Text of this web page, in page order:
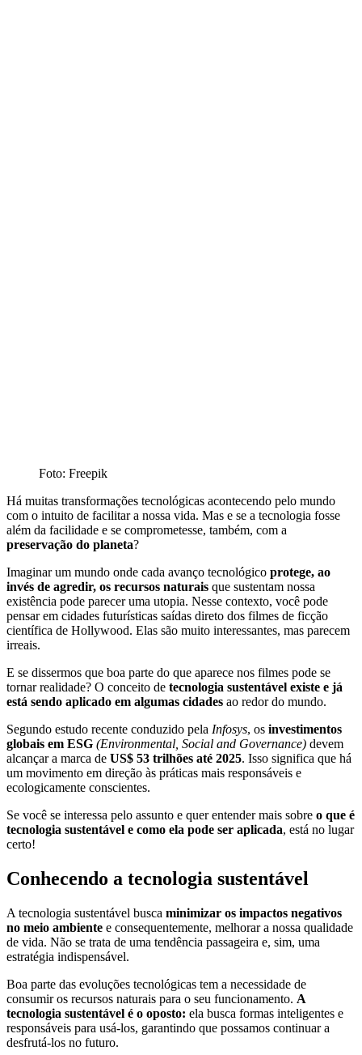
Foto: Freepik
Há muitas transformações tecnológicas acontecendo pelo mundo
com o intuito de facilitar a nossa vida. Mas e se a tecnologia fosse
além da facilidade e se comprometesse, também, com a
preservação do planeta?
Imaginar um mundo onde cada avanço tecnológico protege, ao
invés de agredir, os recursos naturais que sustentam nossa
existência pode parecer uma utopia. Nesse contexto, você pode
pensar em cidades futurísticas saídas direto dos filmes de ficção
científica de Hollywood. Elas são muito interessantes, mas parecem
irreais.
E se dissermos que boa parte do que aparece nos filmes pode se
tornar realidade? O conceito de tecnologia sustentável existe e já
está sendo aplicado em algumas cidades ao redor do mundo.
Segundo estudo recente conduzido pela Infosys, os investimentos
globais em ESG (Environmental, Social and Governance) devem
alcançar a marca de US$ 53 trilhões até 2025. Isso significa que há
um movimento em direção às práticas mais responsáveis e
ecologicamente conscientes.
Se você se interessa pelo assunto e quer entender mais sobre o que é
tecnologia sustentável e como ela pode ser aplicada, está no lugar
certo!
Conhecendo a tecnologia sustentável
A tecnologia sustentável busca minimizar os impactos negativos
no meio ambiente e consequentemente, melhorar a nossa qualidade
de vida. Não se trata de uma tendência passageira e, sim, uma
estratégia indispensável.
Boa parte das evoluções tecnológicas tem a necessidade de
consumir os recursos naturais para o seu funcionamento. A
tecnologia sustentável é o oposto: ela busca formas inteligentes e
responsáveis para usá-los, garantindo que possamos continuar a
desfrutá-los no futuro.